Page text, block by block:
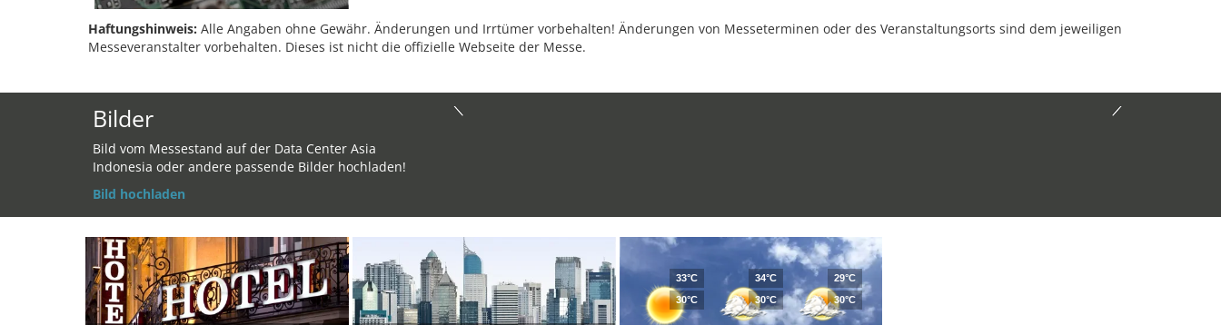
Haftungshinweis: Alle Angaben ohne Gewähr. Änderungen und Irrtümer vorbehalten! Änderungen von Messeterminen oder des Veranstaltungsorts sind dem jeweiligen
Messeveranstalter vorbehalten. Dieses ist nicht die offizielle Webseite der Messe.
Bilder
Bild vom Messestand auf der Data Center Asia
Indonesia oder andere passende Bilder hochladen!
Bild hochladen
33°C
30°C
34°C
30°C
29°C
30°C